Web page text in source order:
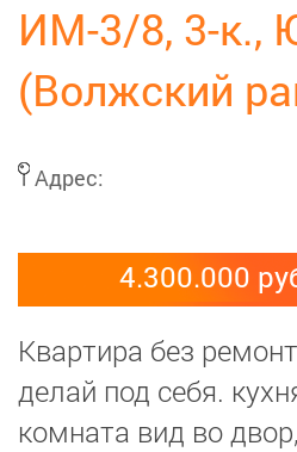
ИМ-3/8, 3-к.,
(Волжский
Адрес:
4.300.000
Квартира без
делай под себя.
комната вид во